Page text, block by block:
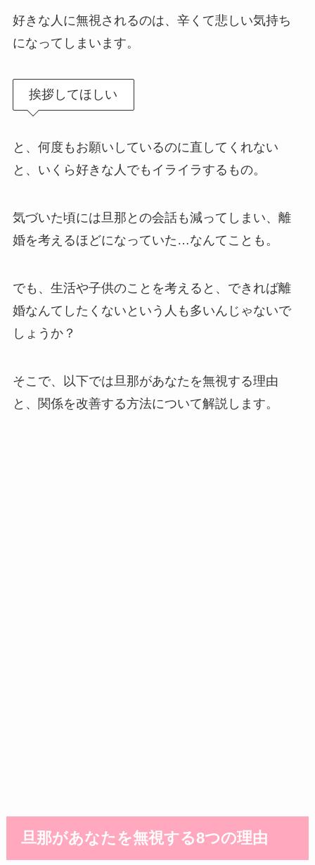
好きな人に無視されるのは、辛くて悲しい気持ち
になってしまいます。
挨拶してほしい
と、何度もお願いしているのに直してくれない
と、いくら好きな人でもイライラするもの。
気づいた頃には旦那との会話も減ってしまい、離
婚を考えるほどになっていた…なんてことも。
でも、生活や子供のことを考えると、できれば離
婚なんてしたくないという人も多いんじゃないで
しょうか？
そこで、以下では旦那があなたを無視する理由
と、関係を改善する方法について解説します。
旦那があなたを無視する8つの理由